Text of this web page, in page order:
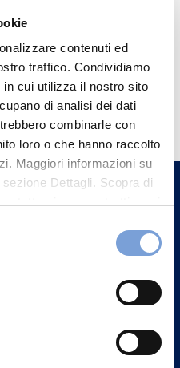
contenuti ed
traffico. Condividiamo
cui utilizza il nostro sito
di analisi dei dati
combinarle con
loro o che hanno raccolto
Maggiori informazioni su
Dettagli. Scopra di
sezione "Informativa
a te e parla con